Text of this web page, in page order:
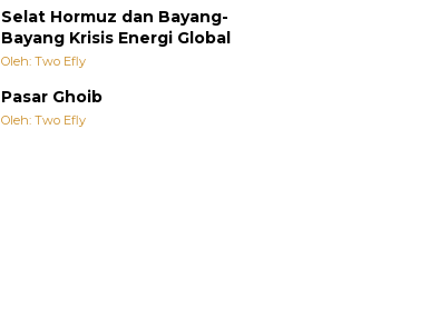
Selat Hormuz dan Bayang-
Bayang Krisis Energi Global
Oleh: Two Efly
Pasar Ghoib
Oleh: Two Efly